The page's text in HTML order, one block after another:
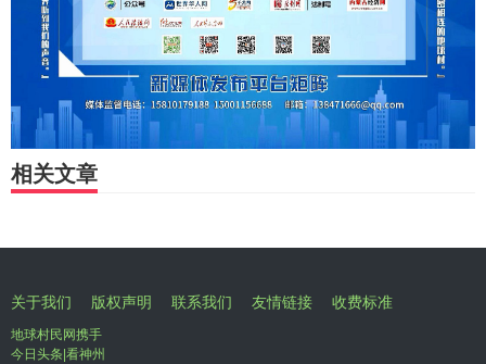
相关文章
关于我们 版权声明 联系我们 友情链接 收费标准
地球村民网携手
今日头条|看神州